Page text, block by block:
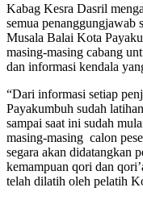
Kabag Kesra Dasril
semua penanggungjawab
Musala Balai Kota
masing-masing cabang
dan informasi kendala
“Dari informasi setiap
Payakumbuh sudah
sampai saat ini sudah
masing-masing calon
segara akan didatangkan
kemampuan qori dan
telah dilatih oleh pelatih